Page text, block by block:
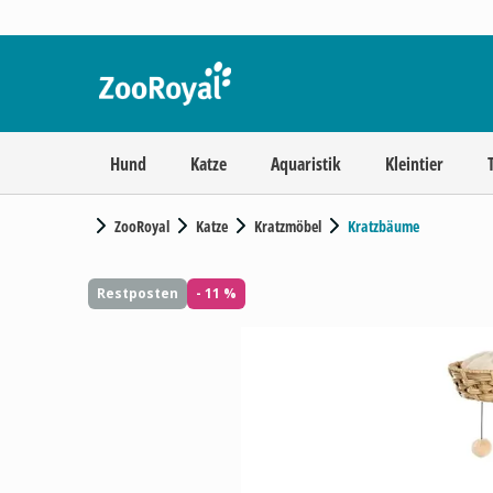
Hund Katze Aquaristik Kleintier
ZooRoyal Katze Kratzmöbel Kratzbäume
Restposten - 11 %